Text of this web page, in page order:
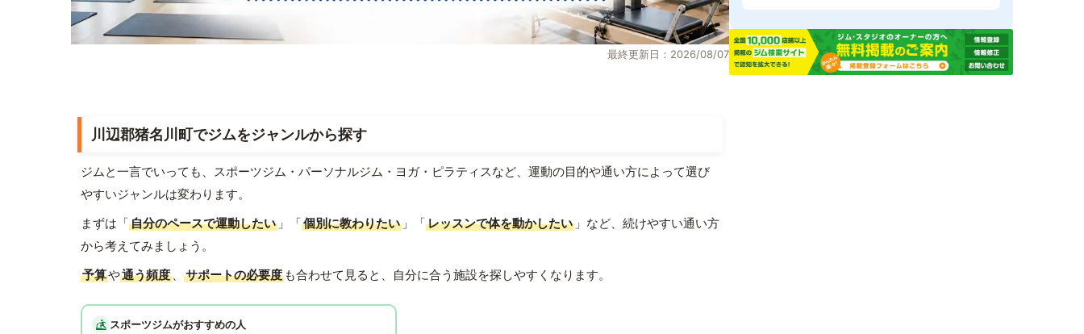
最終更新日：2026/08/07
川辺郡猪名川町でジムをジャンルから探す
ジムと一言でいっても、スポーツジム・パーソナルジム・ヨガ・ピラティスなど、運動の目的や通い方によって選び
やすいジャンルは変わります。
まずは「自分のペースで運動したい 」「個別に教わりたい 」「レッスンで体を動かしたい 」など、続けやすい通い方
から考えてみましょう。
予算や通う頻度 、 サポートの必要度 も合わせて見ると、自分に合う施設を探しやすくなります。
スポーツジムがおすすめの人